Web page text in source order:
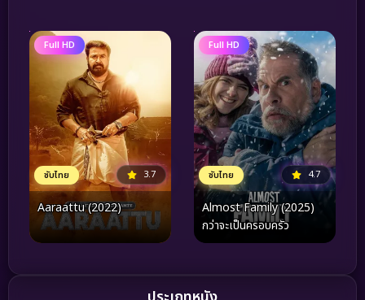
Full HD
ซับไทย 3.7
Aaraattu (2022)
Full HD
ซับไทย 4.7
Almost Family (2025)
กว่าจะเป็นครอบครัว